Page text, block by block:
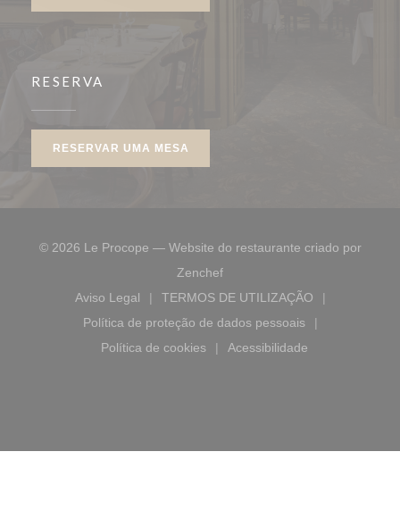
RESERVA
RESERVAR UMA MESA
© 2026 Le Procope — Website do restaurante criado por
Zenchef((abre numa nova janela))
Aviso Legal
((abre numa nova janela))
TERMOS DE UTILIZAÇÃO
((abre numa nova janela))
Política de proteção de dados pessoais
((abre numa nova janela))
Política de cookies
((abre numa nova janela))
Acessibilidade